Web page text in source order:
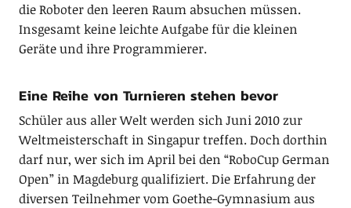
die Roboter den leeren Raum absuchen müssen.
Insgesamt keine leichte Aufgabe für die kleinen
Geräte und ihre Programmierer.
Eine Reihe von Turnieren stehen bevor
Schüler aus aller Welt werden sich Juni 2010 zur
Weltmeisterschaft in Singapur treffen. Doch dorthin
darf nur, wer sich im April bei den “RoboCup German
Open” in Magdeburg qualifiziert. Die Erfahrung der
diversen Teilnehmer vom Goethe-Gymnasium aus